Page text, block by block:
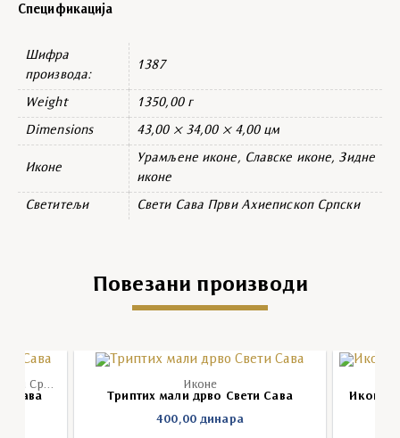
Спецификација
Шифра
производа:
1387
Weight 1350,00 г
Dimensions 43,00 × 34,00 × 4,00 цм
Иконе
Урамљене иконе, Славске иконе, Зидне
иконе
Светитељи Свети Сава Први Ахиепископ Српски
Повезани производи
Икона Свети Сава Први Архиепископ Српски
Сава
Иконе
Триптих мали дрво Свети Сава
400,00динара
Икона